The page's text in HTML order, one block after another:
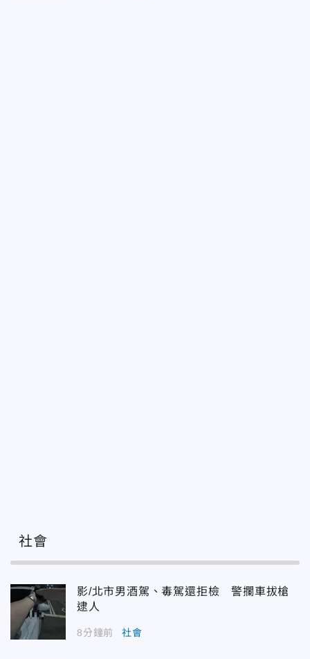
社會
影/北市男酒駕、毒駕還拒檢 警攔車拔槍
逮人
8分鐘前 社會